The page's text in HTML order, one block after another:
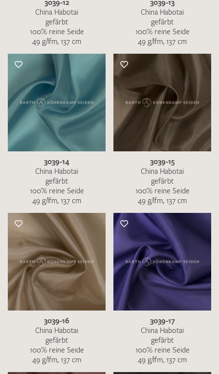
3039-12
China Habotai
gefärbt
100% reine Seide
49 g/lfm, 137 cm
3039-13
China Habotai
gefärbt
100% reine Seide
49 g/lfm, 137 cm
3039-14
China Habotai
gefärbt
100% reine Seide
49 g/lfm, 137 cm
3039-15
China Habotai
gefärbt
100% reine Seide
49 g/lfm, 137 cm
3039-16
China Habotai
gefärbt
100% reine Seide
49 g/lfm, 137 cm
3039-17
China Habotai
gefärbt
100% reine Seide
49 g/lfm, 137 cm